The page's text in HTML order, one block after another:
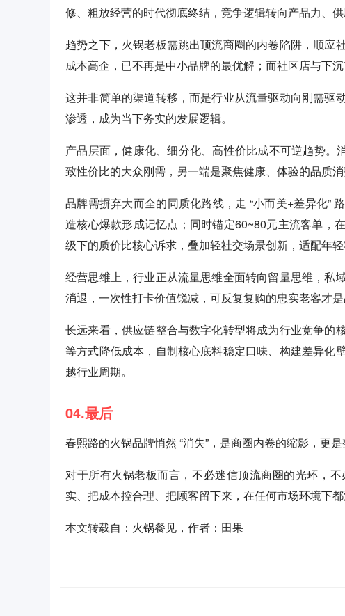
修、粗放经营的时代彻底终结，竞争逻辑转向产品力、
趋势之下，火锅老板需跳出顶流商圈的内卷陷阱，顺应
成本高企，已不再是中小品牌的最优解；而社区店与下沉
这并非简单的渠道转移，而是行业从流量驱动向刚需驱
渗透，成为当下务实的发展逻辑。
产品层面，健康化、细分化、高性价比成不可逆趋势
致性价比的大众刚需，另一端是聚焦健康、体验的品质消
品牌需摒弃大而全的同质化路线，走 “小而美+差异化”
造核心爆款形成记忆点；同时锚定60~80元主流客单，
级下的质价比核心诉求，叠加轻社交场景创新，适配年轻
经营思维上，行业正从流量思维全面转向留量思维，私
消退，一次性打卡价值锐减，可反复复购的忠实老客才是
长远来看，供应链整合与数字化转型将成为行业竞争的
等方式降低成本，自制核心底料稳定口味、构建差异化
越行业周期。
04.最后
春熙路的火锅品牌悄然 “消失”，是商圈内卷的缩影，更是
对于所有火锅老板而言，不必迷信顶流商圈的光环，
实、把成本控合理、把顾客留下来，在任何市场环境下都
本文转载自：火锅餐见，作者：田果